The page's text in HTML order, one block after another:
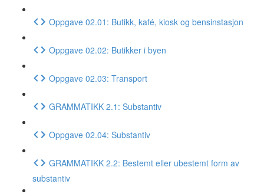
Oppgave 02.01: Butikk, kafé, kiosk og bensinstasjon
Oppgave 02.02: Butikker i byen
Oppgave 02.03: Transport
GRAMMATIKK 2.1: Substantiv
Oppgave 02.04: Substantiv
GRAMMATIKK 2.2: Bestemt eller ubestemt form av
substantiv